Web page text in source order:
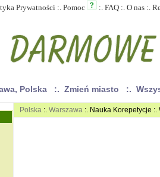
Prywatności :. Pomoc :. FAQ :. O nas :.
Polska :. Zmień miasto :.
Polska :. Warszawa :. Nauka Korepetycje